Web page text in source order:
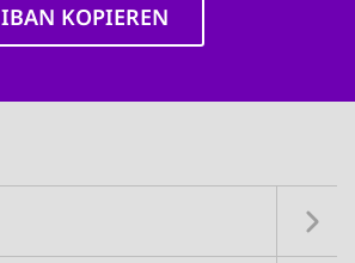
IBAN KOPIEREN